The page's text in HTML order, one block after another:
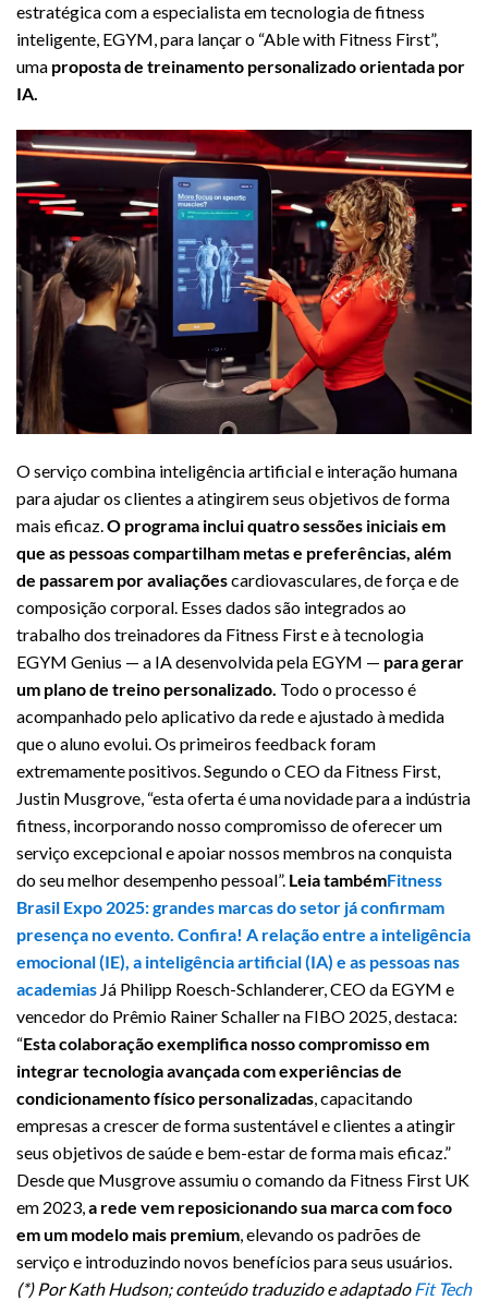
estratégica com a especialista em tecnologia de fitness
inteligente, EGYM, para lançar o “Able with Fitness First”,
uma proposta de treinamento personalizado orientada por
IA.
O serviço combina inteligência artificial e interação humana
para ajudar os clientes a atingirem seus objetivos de forma
mais eficaz. O programa inclui quatro sessões iniciais em
que as pessoas compartilham metas e preferências, além
de passarem por avaliaçõescardiovasculares, de força e de
composição corporal. Esses dados são integrados ao
trabalho dos treinadores da Fitness First e à tecnologia
EGYM Genius — a IA desenvolvida pela EGYM — para gerar
um plano de treino personalizado. Todo o processo é
acompanhado pelo aplicativo da rede e ajustado à medida
que o aluno evolui. Os primeiros feedback foram
extremamente positivos. Segundo o CEO da Fitness First,
Justin Musgrove, “esta oferta é uma novidade para a indústria
fitness, incorporando nosso compromisso de oferecer um
serviço excepcional e apoiar nossos membros na conquista
do seu melhor desempenho pessoal”. Leia tambémFitness
Brasil Expo 2025: grandes marcas do setor já confirmam
presença no evento. Confira! A relação entre a inteligência
emocional (IE), a inteligência artificial (IA) e as pessoas nas
academias Já Philipp Roesch-Schlanderer, CEO da EGYM e
vencedor do Prêmio Rainer Schaller na FIBO 2025, destaca:
“Esta colaboração exemplifica nosso compromisso em
integrar tecnologia avançada com experiências de
condicionamento físico personalizadas , capacitando
empresas a crescer de forma sustentável e clientes a atingir
seus objetivos de saúde e bem-estar de forma mais eficaz.”
Desde que Musgrove assumiu o comando da Fitness First UK
em 2023, a rede vem reposicionando sua marca com foco
em um modelo mais premium , elevando os padrões de
serviço e introduzindo novos benefícios para seus usuários.
(*) Por Kath Hudson; conteúdo traduzido e adaptado Fit Tech